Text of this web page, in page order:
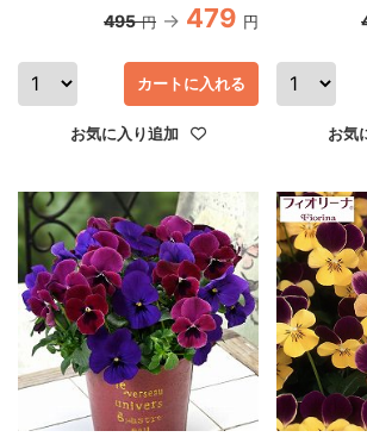
495 円 479 円
お気に入り追加
カートに入れる
お気